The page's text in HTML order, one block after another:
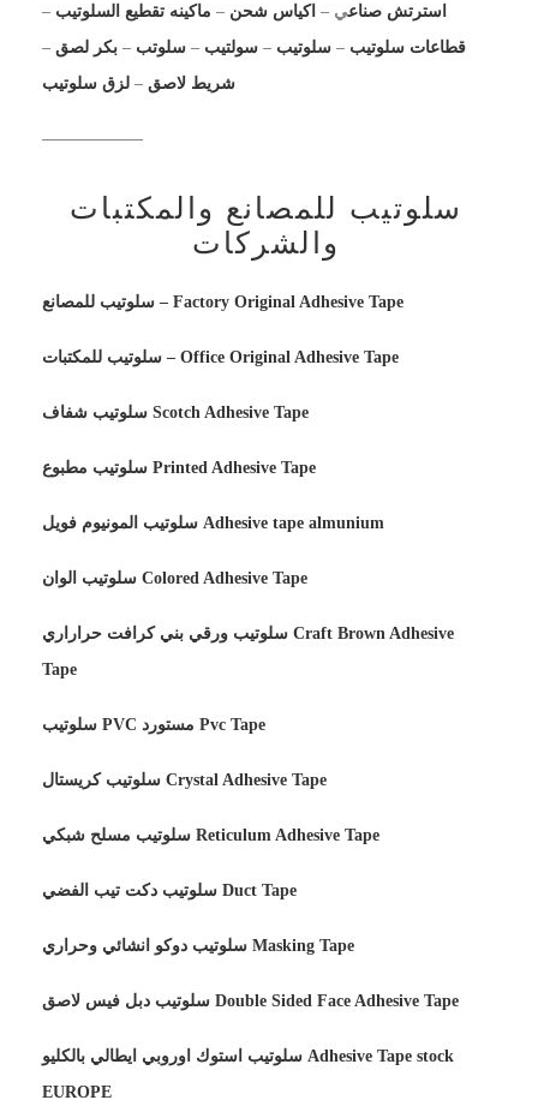
استرتش صناعي – اكياس شحن – ماكينه تقطيع السلوتيب –
قطاعات سلوتيب – سلوتيب – سولتيب – سلوتب – بكر لصق –
شريط لاصق – لزق سلوتيب
——————
سلوتيب للمصانع والمكتبات
والشركات
سلوتيب للمصانع – Factory Original Adhesive Tape
سلوتيب للمكتبات – Office Original Adhesive Tape
سلوتيب شفاف Scotch Adhesive Tape
سلوتيب مطبوع Printed Adhesive Tape
سلوتيب المونيوم فويل Adhesive tape almunium
سلوتيب الوان Colored Adhesive Tape
سلوتيب ورقي بني كرافت حراراري Craft Brown Adhesive
Tape
سلوتيب PVC مستورد Pvc Tape
سلوتيب كريستال Crystal Adhesive Tape
سلوتيب مسلح شبكي Reticulum Adhesive Tape
سلوتيب دكت تيب الفضي Duct Tape
سلوتيب دوكو انشائي وحراري Masking Tape
سلوتيب دبل فيس لاصق Double Sided Face Adhesive Tape
سلوتيب استوك اوروبي ايطالي بالكليو Adhesive Tape stock
EUROPE